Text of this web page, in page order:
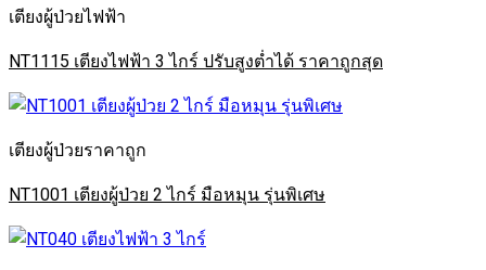
เตียงผู้ป่วยไฟฟ้า
NT1115 เตียงไฟฟ้า 3 ไกร์ ปรับสูงต่ำได้ ราคาถูกสุด
เตียงผู้ป่วยราคาถูก
NT1001 เตียงผู้ป่วย 2 ไกร์ มือหมุน รุ่นพิเศษ